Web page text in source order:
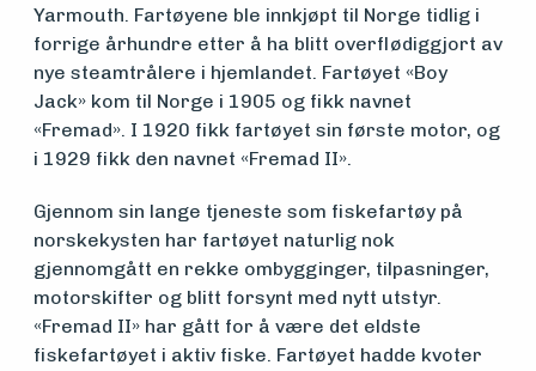
Søk
om
midler
Vern,
vedlikehold
og drift
Yarmouth. Fartøyene ble innkjøpt til Norge tidlig i
forrige århundre etter å ha blitt overflødiggjort av
nye steamtrålere i hjemlandet. Fartøyet «Boy
Jack» kom til Norge i 1905 og fikk navnet
«Fremad». I 1920 fikk fartøyet sin første motor, og
i 1929 fikk den navnet «Fremad II».
Gjennom sin lange tjeneste som fiskefartøy på
norskekysten har fartøyet naturlig nok
gjennomgått en rekke ombygginger, tilpasninger,
motorskifter og blitt forsynt med nytt utstyr.
«Fremad II» har gått for å være det eldste
fiskefartøyet i aktiv fiske. Fartøyet hadde kvoter